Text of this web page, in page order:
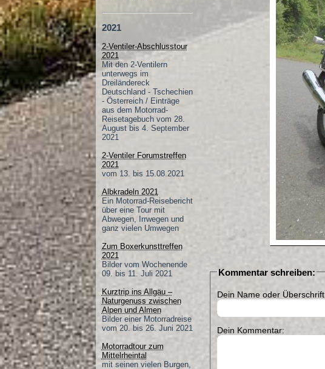
2021
2-Ventiler-Abschlusstour
2021
Mit den 2-Ventilern
unterwegs im
Dreiländereck
Deutschland - Tschechien
- Österreich / Einträge
aus dem Motorrad-
Reisetagebuch vom 28.
August bis 4. September
2021
2-Ventiler Forumstreffen
2021
vom 13. bis 15.08.2021
Albkradeln 2021
Ein Motorrad-Reisebericht
über eine Tour mit
Abwegen, Irrwegen und
ganz vielen Umwegen
Zum Boxerkunsttreffen
2021
Bilder vom Wochenende
09. bis 11. Juli 2021
Kurztrip ins Allgäu –
Naturgenuss zwischen
Alpen und Almen
Bilder einer Motorradreise
vom 20. bis 26. Juni 2021
Motorradtour zum
Mittelrheintal
mit seinen vielen Burgen,
Kommentar schreiben:
Dein Name oder Überschrift
Dein Kommentar: